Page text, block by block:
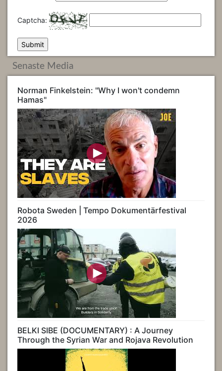
Captcha:
Senaste Media
Norman Finkelstein: "Why I won't condemn
Hamas"
Robota Sweden | Tempo Dokumentärfestival
2026
BELKI SIBE (DOCUMENTARY) : A Journey
Through the Syrian War and Rojava Revolution